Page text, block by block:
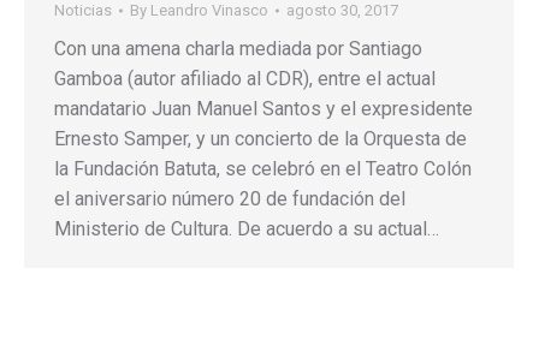
Noticias By Leandro Vinasco agosto 30, 2017
Con una amena charla mediada por Santiago
Gamboa (autor afiliado al CDR), entre el actual
mandatario Juan Manuel Santos y el expresidente
Ernesto Samper, y un concierto de la Orquesta de
la Fundación Batuta, se celebró en el Teatro Colón
el aniversario número 20 de fundación del
Ministerio de Cultura. De acuerdo a su actual…